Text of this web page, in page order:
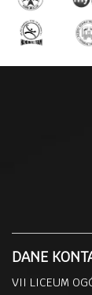
DANE
VII LICEUM